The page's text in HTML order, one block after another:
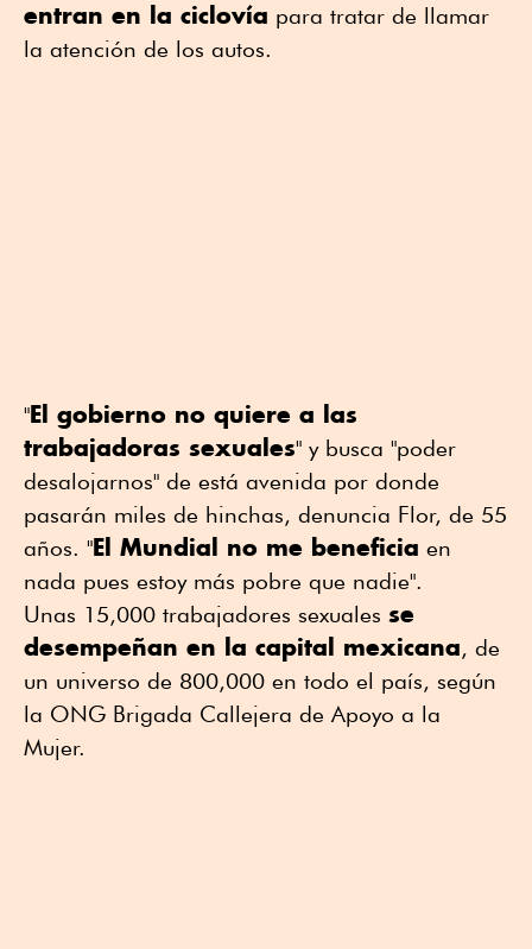
entran en la ciclovía para tratar de llamar
la atención de los autos.
"El gobierno no quiere a las
trabajadoras sexuales" y busca "poder
desalojarnos" de está avenida por donde
pasarán miles de hinchas, denuncia Flor, de 55
años. "El Mundial no me beneficia en
nada pues estoy más pobre que nadie".
Unas 15,000 trabajadores sexuales se
desempeñan en la capital mexicana, de
un universo de 800,000 en todo el país, según
la ONG Brigada Callejera de Apoyo a la
Mujer.